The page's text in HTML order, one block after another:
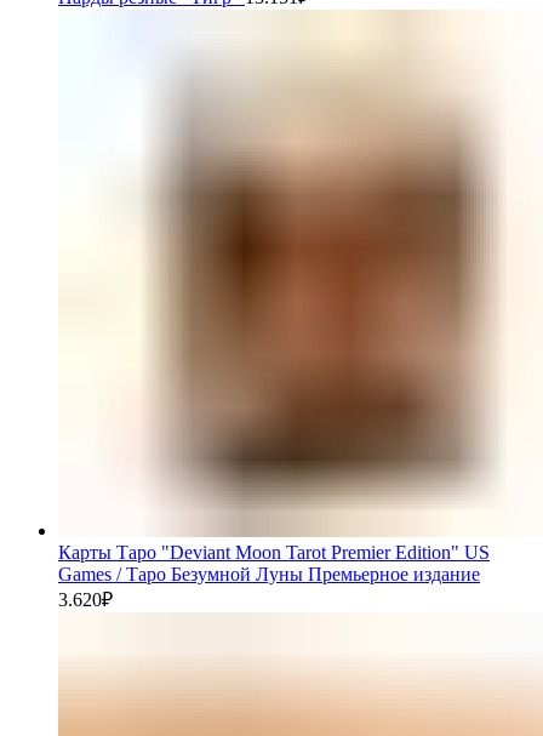
Карты Таро "Deviant Moon Tarot Premier Edition" US
Games / Таро Безумной Луны Премьерное издание
3.620₽